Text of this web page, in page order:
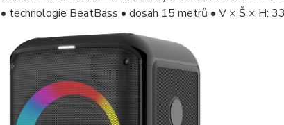
• technologie BeatBass • dosah 15 metrů • V × Š × H: